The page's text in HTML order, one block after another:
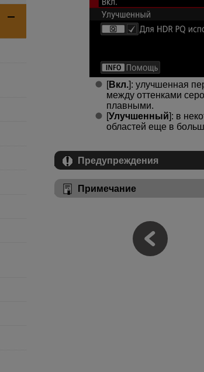
[Вкл.]: улучшенная
между оттенками
плавными.
[Улучшенный]: в
областей еще в
Предупреждения
Примечание